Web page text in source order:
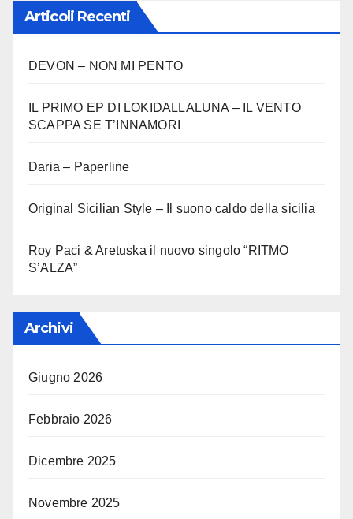
Articoli Recenti
DEVON – NON MI PENTO
IL PRIMO EP DI LOKIDALLALUNA – IL VENTO
SCAPPA SE T’INNAMORI
Daria – Paperline
Original Sicilian Style – Il suono caldo della sicilia
Roy Paci & Aretuska il nuovo singolo “RITMO
S’ALZA”
Archivi
Giugno 2026
Febbraio 2026
Dicembre 2025
Novembre 2025